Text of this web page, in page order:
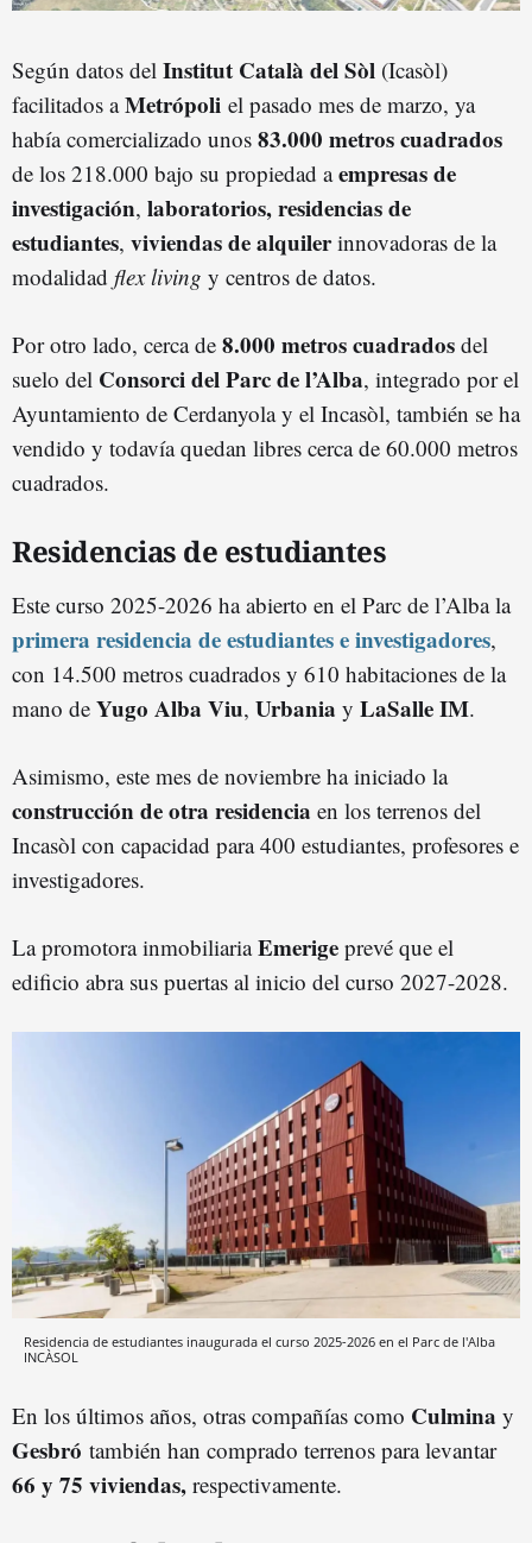
Según datos del Institut Català del Sòl (Icasòl)
facilitados aMetrópoli el pasado mes de marzo, ya
había comercializado unos 83.000 metros cuadrados
de los 218.000 bajo su propiedad aempresas de
investigación, laboratorios,residencias de
estudiantes, viviendas de alquilerinnovadoras de la
modalidad flex living y centros de datos.
Por otro lado, cerca de 8.000 metros cuadrados del
suelo del Consorci del Parc de l’Alba, integrado por el
Ayuntamiento de Cerdanyola y el Incasòl, también se ha
vendido y todavía quedan libres cerca de 60.000 metros
cuadrados.
Residencias de estudiantes
Este curso 2025-2026 ha abierto en el Parc de l’Alba la
primera residencia de estudiantes e investigadores,
con 14.500 metros cuadrados y 610 habitaciones de la
mano de Yugo Alba Viu, Urbania y LaSalle IM.
Asimismo, este mes de noviembre ha iniciado la
construcción de otra residencia en los terrenos del
Incasòl con capacidad para 400 estudiantes, profesores e
investigadores.
La promotora inmobiliariaEmerige prevé que el
edificio abra sus puertas al inicio del curso 2027-2028.
Residencia de estudiantes inaugurada el curso 2025-2026 en el Parc de l'Alba
INCÀSOL
En los últimos años, otras compañías como Culmina y
Gesbró también han comprado terrenos para levantar
66 y 75 viviendas, respectivamente.